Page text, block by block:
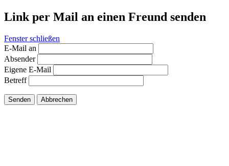
Link per Mail an einen Freund senden
Fenster schließen
E-Mail an
Absender
Eigene E-Mail
Betreff
Senden Abbrechen